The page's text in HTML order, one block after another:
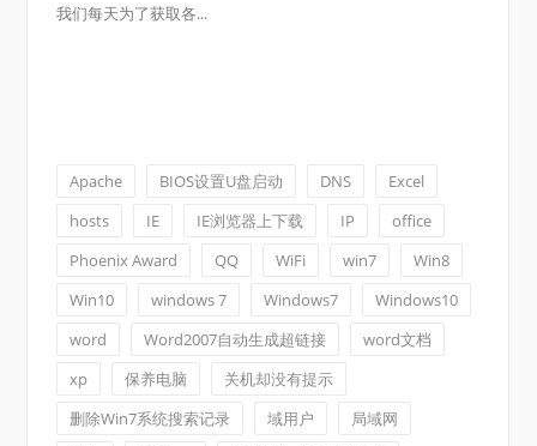
我们每天为了获取各...
Apache BIOS设置U盘启动 DNS
Excel
hosts
IE IE浏览器上下载 IP
office
Phoenix Award
QQ WiFi win7
Win8
Win10
windows 7 Windows7
Windows10
word
Word2007自动生成超链接
word文档
xp
保养电脑
关机却没有提示
删除Win7系统搜索记录
域用户
局域网